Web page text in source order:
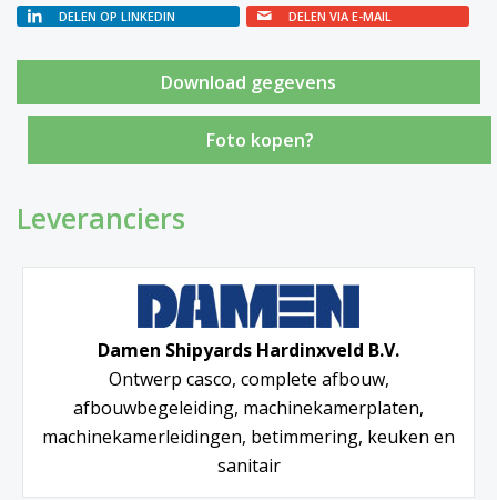
DELEN OP LINKEDIN
DELEN VIA E-MAIL
Foto kopen?
Leveranciers
Damen Shipyards Hardinxveld B.V.
Ontwerp casco, complete afbouw,
afbouwbegeleiding, machinekamerplaten,
machinekamerleidingen, betimmering, keuken en
sanitair